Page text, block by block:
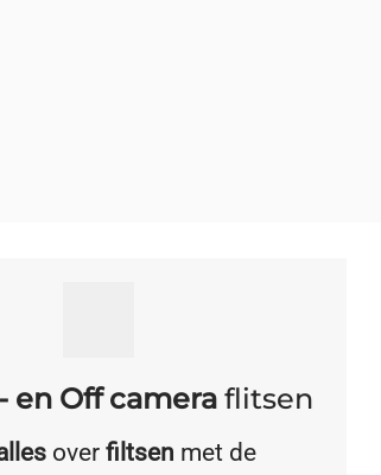
en Off camera flitsen
over filtsen met de